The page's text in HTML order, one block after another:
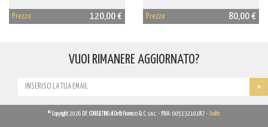
Prezzo 120,00 € Prezzo 80,00 €
VUOI RIMANERE AGGIORNATO?
© Copyright 2026 D.F. CONSULTING di Detti Fiorenzo & C. s.n.c. - P.IVA: 00513210187 - Credits